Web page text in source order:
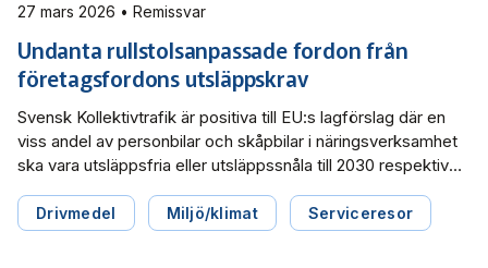
27 mars 2026 • Remissvar
Undanta rullstolsanpassade fordon från
företagsfordons utsläppskrav
Svensk Kollektivtrafik är positiva till EU:s lagförslag där en
viss andel av personbilar och skåpbilar i näringsverksamhet
ska vara utsläppsfria eller utsläppssnåla till 2030 respektive
rullstolsanpassade fordon som är ofta specialanpassade
och det finns väldigt få tillverkare av elektrifierade
Drivmedel Miljö/klimat Serviceresor